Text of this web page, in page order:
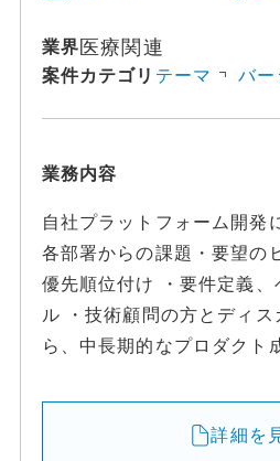
業界医療関連
案件カテゴリ テーマ バ
業務内容
自社プラットフォーム開発
各部署からの課題・要望の
優先順位付け ・要件定義
ル ・技術顧問の方とディ
ら、中長期的なプロダクト
詳細を